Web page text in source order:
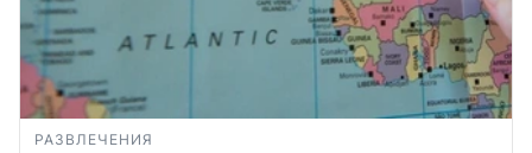
РАЗВЛЕЧЕНИЯ